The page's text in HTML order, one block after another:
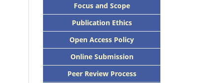
Focus and Scope
Publication Ethics
Open Access Policy
Online Submission
Peer Review Process